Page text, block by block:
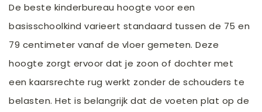
De beste kinderbureau hoogte voor een
basisschoolkind varieert standaard tussen de 75 en
79 centimeter vanaf de vloer gemeten. Deze
hoogte zorgt ervoor dat je zoon of dochter met
een kaarsrechte rug werkt zonder de schouders te
belasten. Het is belangrijk dat de voeten plat op de